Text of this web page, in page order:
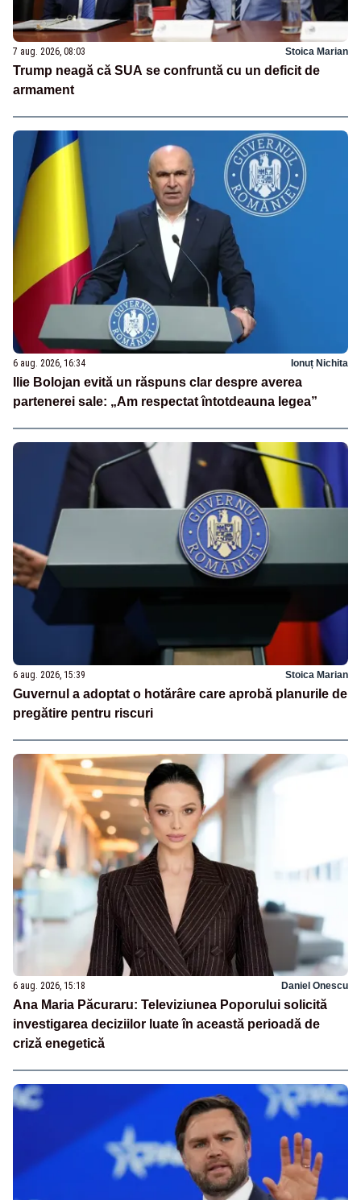
7 aug. 2026, 08:03 Stoica Marian
Trump neagă că SUA se confruntă cu un deficit de
armament
6 aug. 2026, 16:34 Ionuț Nichita
Ilie Bolojan evită un răspuns clar despre averea
partenerei sale: „Am respectat întotdeauna legea”
6 aug. 2026, 15:39 Stoica Marian
Guvernul a adoptat o hotărâre care aprobă planurile de
pregătire pentru riscuri
6 aug. 2026, 15:18 Daniel Onescu
Ana Maria Păcuraru: Televiziunea Poporului solicită
investigarea deciziilor luate în această perioadă de
criză enegetică